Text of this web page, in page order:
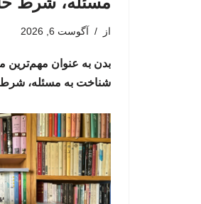
از آگوست 6, 2026
بدن به عنوان مهم‌ترین
شناخت به مسئله،